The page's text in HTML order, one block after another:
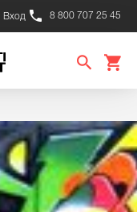
8 800 707 25 45
Вход